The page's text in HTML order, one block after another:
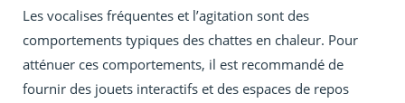
Les vocalises fréquentes et l’agitation sont des
comportements typiques des chattes en chaleur. Pour
atténuer ces comportements, il est recommandé de
fournir des jouets interactifs et des espaces de repos